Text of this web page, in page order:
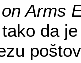
Arms
da